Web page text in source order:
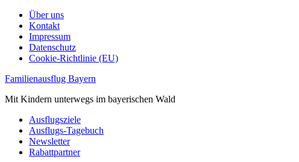
Über uns
Kontakt
Impressum
Datenschutz
Cookie-Richtlinie (EU)
Familienausflug Bayern
Mit Kindern unterwegs im bayerischen Wald
Ausflugsziele
Ausflugs-Tagebuch
Newsletter
Rabattpartner